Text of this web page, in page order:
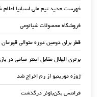
فهرست جدید تیم ملی اسپانیا اعلام
فروشگاه محصولات شیائومی
قطر برای دومین دوره متوالی
برتری الهلال مقابل اینتر میامی در
ژوزه مورینیو از رم اخراج شد
فرانتس بکن‌باوئر درگذشت